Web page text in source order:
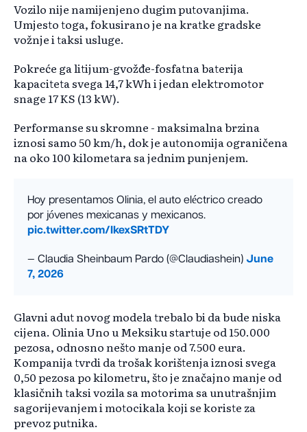
Vozilo nije namijenjeno dugim putovanjima.
Umjesto toga, fokusirano je na kratke gradske
vožnje i taksi usluge.
Pokreće ga litijum-gvožđe-fosfatna baterija
kapaciteta svega 14,7 kWh i jedan elektromotor
snage 17 KS (13 kW).
Performanse su skromne - maksimalna brzina
iznosi samo 50 km/h, dok je autonomija ograničena
na oko 100 kilometara sa jednim punjenjem.
Hoy presentamos Olinia, el auto eléctrico creado
por jóvenes mexicanas y mexicanos.
pic.twitter.com/IkexSRtTDY
— Claudia Sheinbaum Pardo (@Claudiashein) June
7, 2026
Glavni adut novog modela trebalo bi da bude niska
cijena. Olinia Uno u Meksiku startuje od 150.000
pezosa, odnosno nešto manje od 7.500 eura.
Kompanija tvrdi da trošak korištenja iznosi svega
0,50 pezosa po kilometru, što je značajno manje od
klasičnih taksi vozila sa motorima sa unutrašnjim
sagorijevanjem i motocikala koji se koriste za
prevoz putnika.